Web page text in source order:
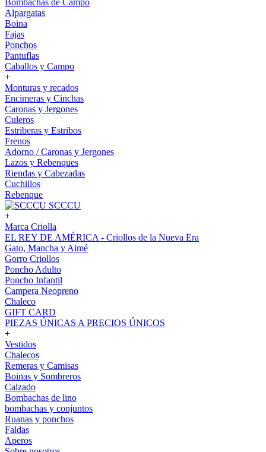
Bombachas de Campo
Alpargatas
Boina
Fajas
Ponchos
Pantuflas
Caballos y Campo
+
Monturas y recados
Encimeras y Cinchas
Caronas y Jergones
Culeros
Estriberas y Estribos
Frenos
Adorno / Caronas y Jergones
Lazos y Rebenques
Riendas y Cabezadas
Cuchillos
Rebenque
SCCCU
+
Marca Criolla
EL REY DE AMÉRICA - Criollos de la Nueva Era
Gato, Mancha y Aimé
Gorro Criollos
Poncho Adulto
Poncho Infantil
Campera Neopreno
Chaleco
GIFT CARD
PIEZAS ÚNICAS A PRECIOS ÚNICOS
+
Vestidos
Chalecos
Remeras y Camisas
Boinas y Sombreros
Calzado
Bombachas de lino
bombachas y conjuntos
Ruanas y ponchos
Faldas
Aperos